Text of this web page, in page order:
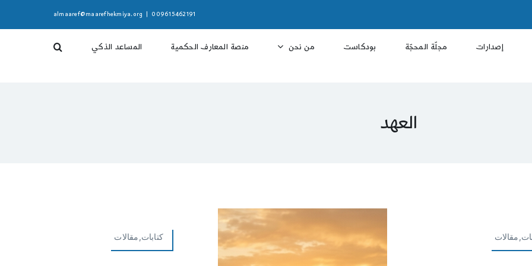
009615462191
almaaref@maarefhekmiya.org
إصدارات مجلّة المحجّة بودكاست من نحن منصة المعارف الحكمية المساعد الذكي
العهد
كتابات,مقالات